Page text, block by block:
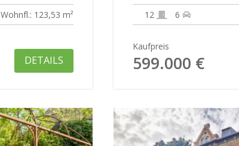
Wohnfl.: 123,53 m²
DETAILS
12 6
Kaufpreis
599.000 €